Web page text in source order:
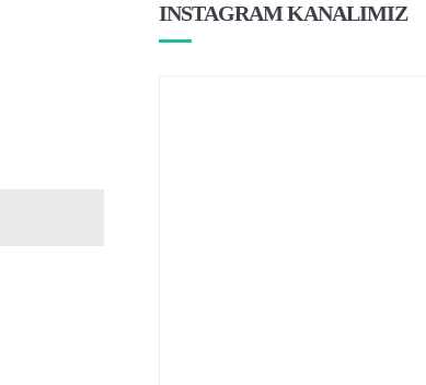
INSTAGRAM KANALIMIZ